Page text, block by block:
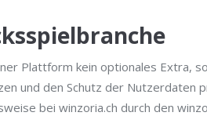
Plattform kein optionales Extra,
und den Schutz der Nutzerdaten
bei winzoria.ch durch den